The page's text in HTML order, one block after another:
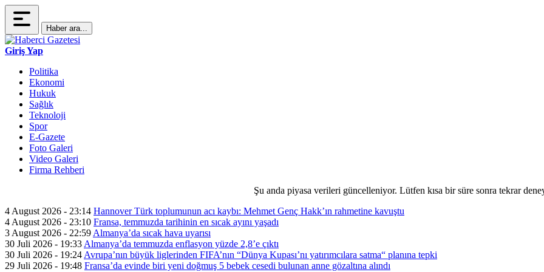
Haber ara...
Giriş Yap
Politika
Ekonomi
Hukuk
Sağlık
Teknoloji
Spor
E-Gazete
Foto Galeri
Video Galeri
Firma Rehberi
Şu anda piyasa verileri güncelleniyor. Lütfen kısa bir süre sonra tekrar
4 August 2026 - 23:14 Hannover Türk toplumunun acı kaybı: Mehmet Genç Hakk’ın rahmetine kavuştu
4 August 2026 - 23:10 Fransa, temmuzda tarihinin en sıcak ayını yaşadı
3 August 2026 - 22:59 Almanya’da sıcak hava uyarısı
30 Juli 2026 - 19:33 Almanya’da temmuzda enflasyon yüzde 2,8’e çıktı
30 Juli 2026 - 19:24 Avrupa’nın büyük liglerinden FIFA’nın “Dünya Kupası’nı yatırımcılara satma“ planına tepki
29 Juli 2026 - 19:48 Fransa’da evinde biri yeni doğmuş 5 bebek cesedi bulunan anne gözaltına alındı